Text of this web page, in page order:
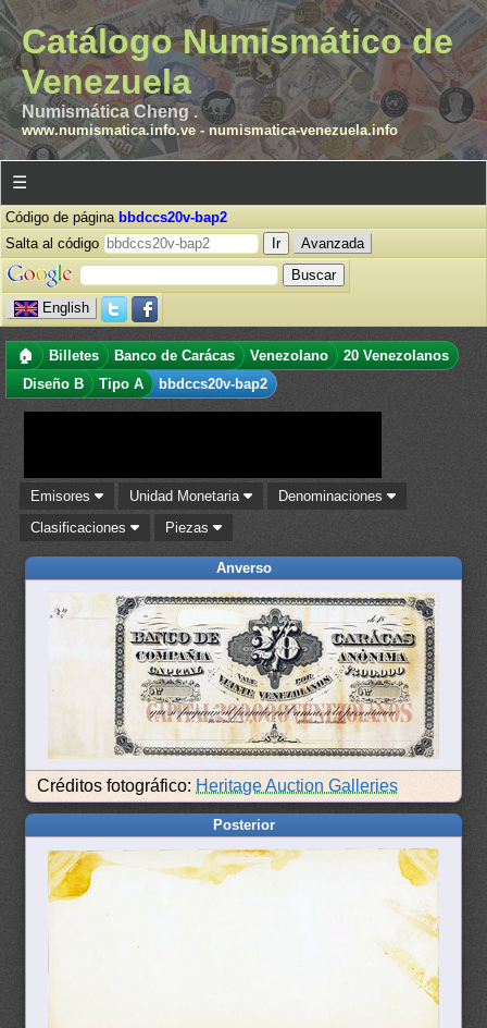
Catálogo Numismático de
Venezuela
Numismática Cheng .
www.numismatica.info.ve- numismatica-venezuela.info
☰
Código de página bbdccs20v-bap2
Salta al código
Avanzada
English
🏠 Billetes Banco de Carácas Venezolano
20 Venezolanos
Diseño B
Tipo A bbdccs20v-bap2
Emisores Unidad Monetaria
Denominaciones
Clasificaciones
Piezas
Anverso
Créditos fotográfico: Heritage Auction Galleries
Posterior